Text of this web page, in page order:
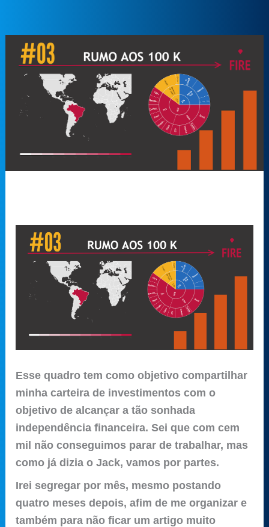
Esse quadro tem como objetivo compartilhar
minha carteira de investimentos com o
objetivo de alcançar a tão sonhada
independência financeira. Sei que com cem
mil não conseguimos parar de trabalhar, mas
como já dizia o Jack, vamos por partes.
Irei segregar por mês, mesmo postando
quatro meses depois, afim de me organizar e
também para não ficar um artigo muito